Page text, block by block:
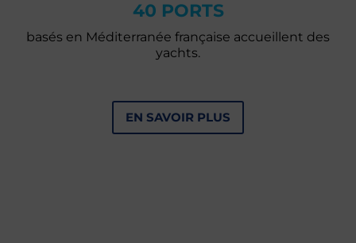
40 PORTS
basés en Méditerranée française accueillent des
yachts.
EN SAVOIR PLUS